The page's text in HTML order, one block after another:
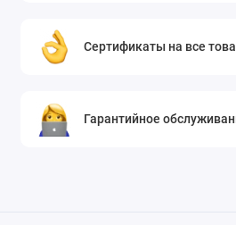
Сертификаты на все
Гарантийное